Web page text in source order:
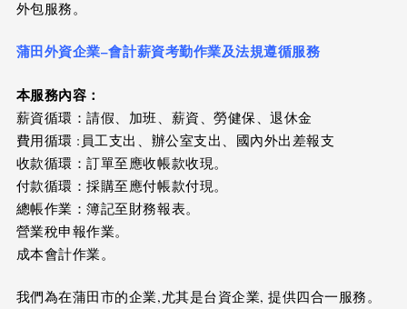
外包服務。
蒲田外資企業–會計薪資考勤作業及法規遵循服務
本服務內容：
薪資循環：請假、加班、薪資、勞健保、退休金
費用循環 :員工支出、辦公室支出、國內外出差報支
收款循環：訂單至應收帳款收現。
付款循環：採購至應付帳款付現。
總帳作業：簿記至財務報表。
營業稅申報作業。
成本會計作業。
我們為在蒲田市的企業,尤其是台資企業, 提供四合一服務。